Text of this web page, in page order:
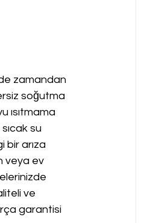
zamandan
soğutma
ısıtmama
su
bir arıza
veya ev
ve
garantisi